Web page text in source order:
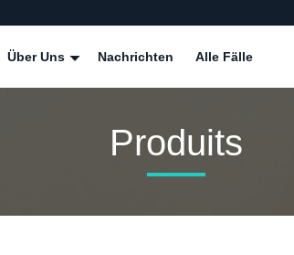
Über Uns Nachrichten Alle Fälle
Produits